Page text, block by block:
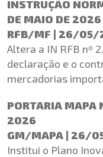
INSTRUÇÃO
DE MAIO DE 2026
RFB/MF | 26/05/
Altera a IN RFB nº
declaração e o
mercadorias
PORTARIA MAPA
2026
GM/MAPA | 26/
Institui o Plano